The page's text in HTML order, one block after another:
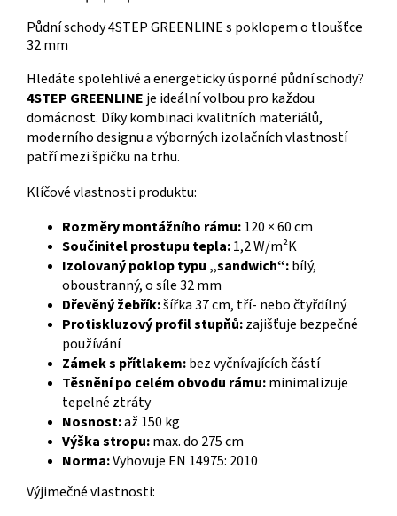
Půdní schody 4STEP GREENLINE s poklopem o tloušťce
32 mm
Hledáte spolehlivé a energeticky úsporné půdní schody?
4STEP GREENLINE je ideální volbou pro každou
domácnost. Díky kombinaci kvalitních materiálů,
moderního designu a výborných izolačních vlastností
patří mezi špičku na trhu.
Klíčové vlastnosti produktu:
Rozměry montážního rámu:120 × 60 cm
Součinitel prostupu tepla:1,2 W/m²K
Izolovaný poklop typu „sandwich“:bílý,
oboustranný, o síle 32 mm
Dřevěný žebřík:šířka 37 cm, tří- nebo čtyřdílný
Protiskluzový profil stupňů:zajišťuje bezpečné
používání
Zámek s přítlakem:bez vyčnívajících částí
Těsnění po celém obvodu rámu:minimalizuje
tepelné ztráty
Nosnost:až 150 kg
Výška stropu:max. do 275 cm
Norma:Vyhovuje EN 14975: 2010
Výjimečné vlastnosti: